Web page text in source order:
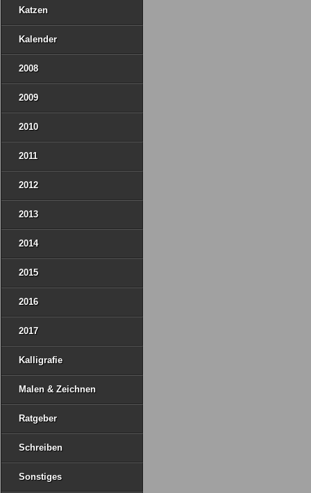
Katzen
Kalender
2008
2009
2010
2011
2012
2013
2014
2015
2016
2017
Kalligrafie
Malen & Zeichnen
Ratgeber
Schreiben
Sonstiges